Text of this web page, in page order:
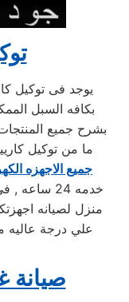
يوجد فى توكيل
بكافه السبل
بشرح جميع
ما من توكيل
جميع الاجهزه
خدمه 24
منزل لصيانه
علي درجة عاليه
صيانة